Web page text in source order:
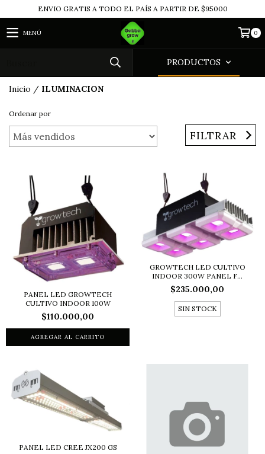
ENVIO GRATIS A TODO EL PAÍS A PARTIR DE $95000
MENÚ 0
PRODUCTOS
Inicio / ILUMINACION
Ordenar por
FILTRAR
PANEL LED GROWTECH
CULTIVO INDOOR 100W
$110.000,00
GROWTECH LED CULTIVO
INDOOR 300W PANEL F...
$235.000,00
SIN STOCK
PANEL LED CREE JX200 GS